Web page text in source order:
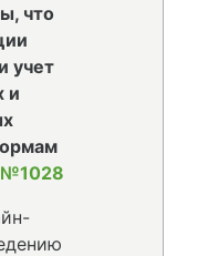
что
учет
и
№1028